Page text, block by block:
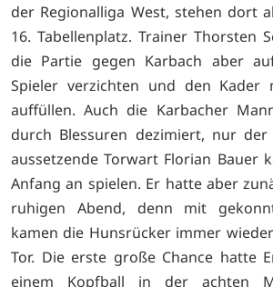
der Regionalliga West, stehen dort
16. Tabellenplatz. Trainer Thorsten
die Partie gegen Karbach aber
Spieler verzichten und den Kader
auffüllen. Auch die Karbacher
durch Blessuren dezimiert, nur
aussetzende Torwart Florian Bauer
Anfang an spielen. Er hatte aber
ruhigen Abend, denn mit
kamen die Hunsrücker immer
Tor. Die erste große Chance hatte
einem Kopfball in der achten